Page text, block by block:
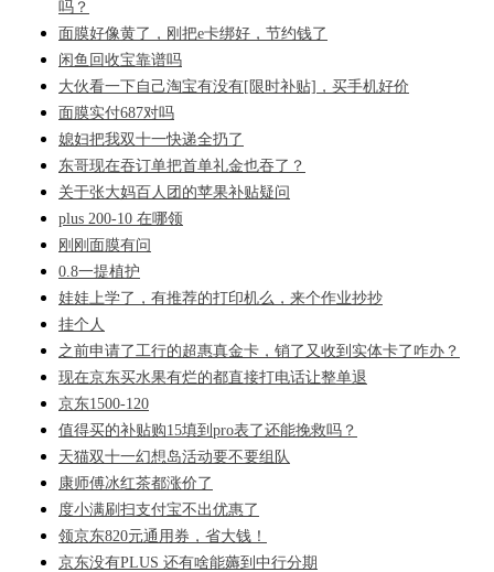
吗？
面膜好像黄了，刚把e卡绑好，节约钱了
闲鱼回收宝靠谱吗
大伙看一下自己淘宝有没有[限时补贴]，买手机好价
面膜实付687对吗
媳妇把我双十一快递全扔了
东哥现在吞订单把首单礼金也吞了？
关于张大妈百人团的苹果补贴疑问
plus 200-10 在哪领
刚刚面膜有问
0.8一提植护
娃娃上学了，有推荐的打印机么，来个作业抄抄
挂个人
之前申请了工行的超惠真金卡，销了又收到实体卡了咋办？
现在京东买水果有烂的都直接打电话让整单退
京东1500-120
值得买的补贴购15填到pro表了还能挽救吗？
天猫双十一幻想岛活动要不要组队
康师傅冰红茶都涨价了
度小满刷扫支付宝不出优惠了
领京东820元通用券，省大钱！
京东没有PLUS 还有啥能薅到中行分期